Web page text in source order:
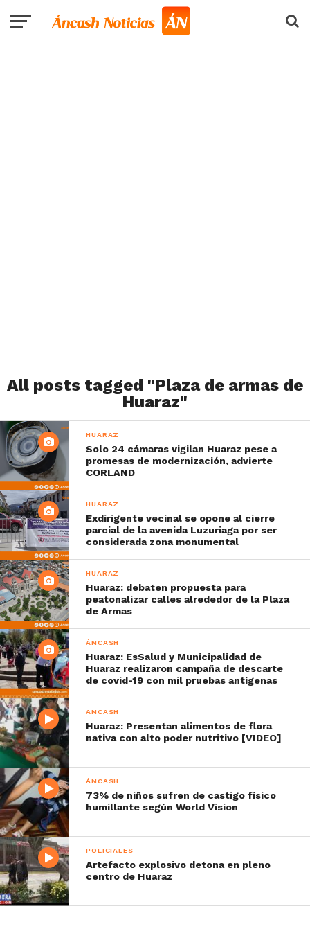
All posts tagged "Plaza de armas de
Huaraz"
HUARAZ
Solo 24 cámaras vigilan Huaraz pese a
promesas de modernización, advierte
CORLAND
HUARAZ
Exdirigente vecinal se opone al cierre
parcial de la avenida Luzuriaga por ser
considerada zona monumental
HUARAZ
Huaraz: debaten propuesta para
peatonalizar calles alrededor de la Plaza
de Armas
ÁNCASH
Huaraz: EsSalud y Municipalidad de
Huaraz realizaron campaña de descarte
de covid-19 con mil pruebas antígenas
ÁNCASH
Huaraz: Presentan alimentos de flora
nativa con alto poder nutritivo [VIDEO]
ÁNCASH
73% de niños sufren de castigo físico
humillante según World Vision
POLICIALES
Artefacto explosivo detona en pleno
centro de Huaraz